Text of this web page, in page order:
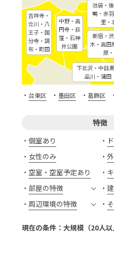
新宿・
木・高田
原
中野・高
円寺・荻
窪・石神
井公園
下北沢・中目黒
品川・蒲田
池袋・
鴨・赤
里・
吉祥寺・
立川・八
王子・国
分寺・調
布・町田
・ 台東区 ・ 墨田区 ・ 葛飾区
特徴
個室あり
女性のみ
空室・空室予定あり
部屋の特徴
周辺環境の特徴
現在の条件：大規模（20人以